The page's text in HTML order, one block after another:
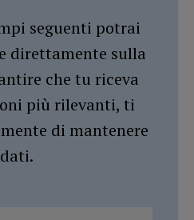
seguenti potrai
direttamente sulla
che tu riceva
più rilevanti, ti
di mantenere